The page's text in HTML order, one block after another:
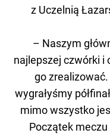
z Uczelnią
– Naszym
najlepszej czwórki i
go
wygrałyśmy
mimo wszystko
Początek meczu